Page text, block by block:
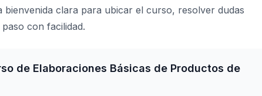
bienvenida clara para ubicar el curso, resolver dudas
con facilidad.
de Elaboraciones Básicas de Productos de